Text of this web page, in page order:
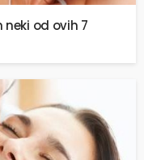
od ovih 7